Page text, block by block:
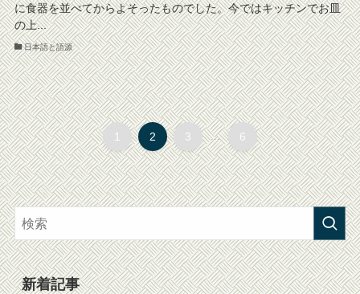
に食器を並べてからよそったものでした。今ではキッチンでお皿
の上...
日本語と語源
1 2 3 ... 6
新着記事